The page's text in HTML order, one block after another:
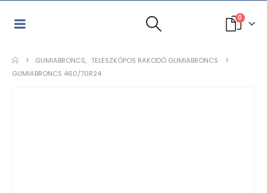
0
GUMIABRONCS, TELESZKÓPOS RAKODÓ GUMIABRONCS
GUMIABRONCS 460/70R24